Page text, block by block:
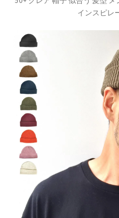
インスピレ